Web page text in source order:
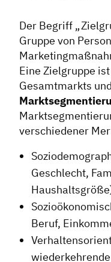
Der Begriff
Gruppe von
Eine Zielgruppe
Gesamtmarkts
verschiedener
Geschlecht,
Beruf,